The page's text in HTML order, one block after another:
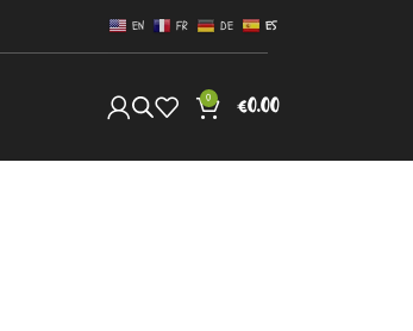
EN FR DE ES
0 €0.00